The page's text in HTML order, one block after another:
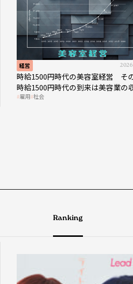
経営
時給1500円時代の美容室経営 そ
時給1500円時代の到来は美容業の
構造を見直す契機
雇用 社会
Ranking